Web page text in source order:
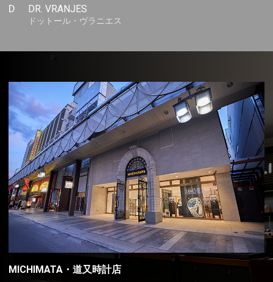
D DR. VRANJES
ドットール・ヴラニエス
MICHIMATA・道又時計店